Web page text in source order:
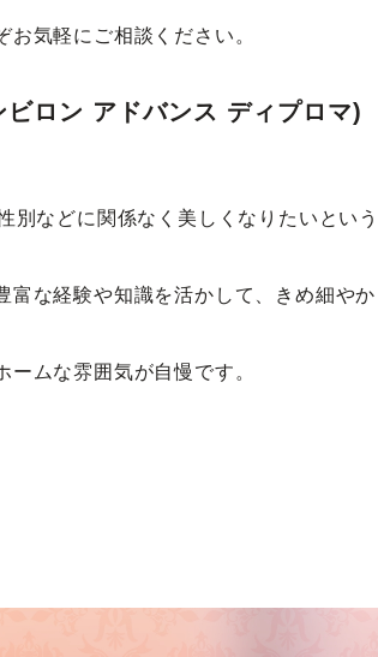
気軽にご相談ください。
ロン アドバンス ディプロマ)
別などに関係なく美しくなりたいという
富な経験や知識を活かして、きめ細やか
ムな雰囲気が自慢です。